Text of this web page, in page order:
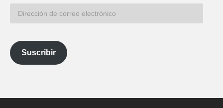
electrónico
Suscribir